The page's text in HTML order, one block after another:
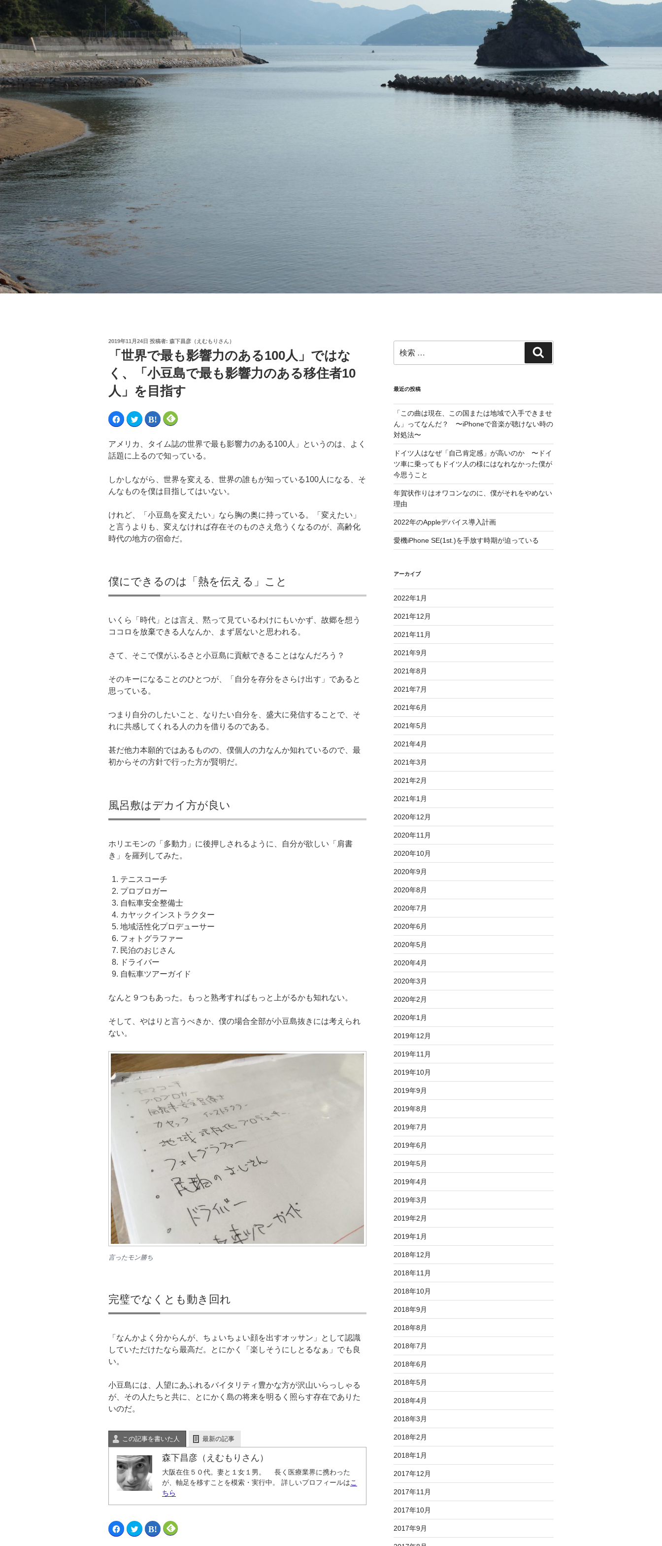
2019年11月24日 投稿者: 森下昌彦（えむもりさん）
「世界で最も影響力のある100人」ではな
く、「小豆島で最も影響力のある移住者10
人」を目指す
F
a
b
o
o
k
有
す
る
に
リ
ッ
ク
し
て
く
し
い
ウ
ィ
で
開
き
ま
ク
リ
て
T
w
t
e
r
で
新
し
い
ウ
ィ
き
ま
す
)
ク
リ
し
て
は
て
ク
マ
ー
共
有
新
し
い
で
開
き
ま
ク
リ
し
て
e
l
y
で
購
新
し
い
ウ
ィ
ン
ま
す
アメリカ、タイム誌の世界で最も影響力のある100人」というのは、よく
話題に上るので知っている。
しかしながら、世界を変える、世界の誰もが知っている100人になる、そ
んなものを僕は目指してはいない。
けれど、「小豆島を変えたい」なら胸の奥に持っている。「変えたい」
と言うよりも、変えなければ存在そのものさえ危うくなるのが、高齢化
時代の地方の宿命だ。
僕にできるのは「熱を伝える」こと
いくら「時代」とは言え、黙って見ているわけにもいかず、故郷を想う
ココロを放棄できる人なんか、まず居ないと思われる。
さて、そこで僕がふるさと小豆島に貢献できることはなんだろう？
そのキーになることのひとつが、「自分を存分をさらけ出す」であると
思っている。
つまり自分のしたいこと、なりたい自分を、盛大に発信することで、そ
れに共感してくれる人の力を借りるのである。
甚だ他力本願的ではあるものの、僕個人の力なんか知れているので、最
初からその方針で行った方が賢明だ。
風呂敷はデカイ方が良い
ホリエモンの「多動力」に後押しされるように、自分が欲しい「肩書
き」を羅列してみた。
テニスコーチ
プロブロガー
自転車安全整備士
カヤックインストラクター
地域活性化プロデューサー
フォトグラファー
民泊のおじさん
ドライバー
自転車ツアーガイド
なんと９つもあった。もっと熟考すればもっと上がるかも知れない。
そして、やはりと言うべきか、僕の場合全部が小豆島抜きには考えられ
ない。
言ったモン勝ち
完璧でなくとも動き回れ
「なんかよく分からんが、ちょいちょい顔を出すオッサン」として認識
していただけたなら最高だ。とにかく「楽しそうにしとるなぁ」でも良
い。
小豆島には、人望にあふれるバイタリティ豊かな方が沢山いらっしゃる
が、その人たちと共に、とにかく島の将来を明るく照らす存在でありた
いのだ。
この記事を書いた人 最新の記事
森下昌彦（えむもりさん）
大阪在住５０代。妻と１女１男。 長く医療業界に携わった
が、軸足を移すことを模索・実行中。 詳しいプロフィールはこ
ちら
F
a
ク
リ
ク
リ
ク
リ
最近の投稿
「この曲は現在、この国または地域で入手できませ
ん」ってなんだ？ 〜iPhoneで音楽が聴けない時の
対処法〜
ドイツ人はなぜ「自己肯定感」が高いのか 〜ドイ
ツ車に乗ってもドイツ人の様にはなれなかった僕が
今思うこと
年賀状作りはオワコンなのに、僕がそれをやめない
理由
2022年のAppleデバイス導入計画
愛機iPhone SE(1st.)を手放す時期が迫っている
アーカイブ
2022年1月
2021年12月
2021年11月
2021年9月
2021年8月
2021年7月
2021年6月
2021年5月
2021年4月
2021年3月
2021年2月
2021年1月
2020年12月
2020年11月
2020年10月
2020年9月
2020年8月
2020年7月
2020年6月
2020年5月
2020年4月
2020年3月
2020年2月
2020年1月
2019年12月
2019年11月
2019年10月
2019年9月
2019年8月
2019年7月
2019年6月
2019年5月
2019年4月
2019年3月
2019年2月
2019年1月
2018年12月
2018年11月
2018年10月
2018年9月
2018年8月
2018年7月
2018年6月
2018年5月
2018年4月
2018年3月
2018年2月
2018年1月
2017年12月
2017年11月
2017年10月
2017年9月